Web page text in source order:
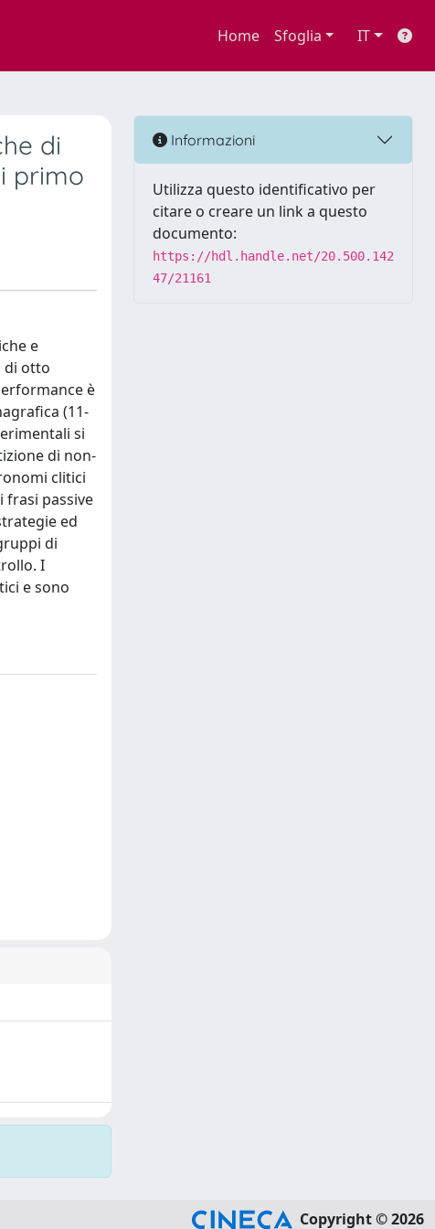
Home Sfoglia IT
di
primo
e
di otto
è
(11-
si
di non-
clitici
frasi passive
ed
di
I
e sono
Informazioni
Utilizza questo identificativo per
citare o creare un link a questo
documento:
https://hdl.handle.net/20.500.142
47/21161
Copyright © 2026